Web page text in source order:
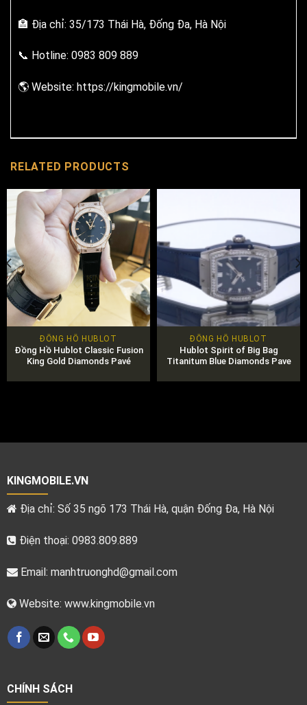
🏣 Địa chỉ: 35/173 Thái Hà, Đống Đa, Hà Nội
📞 Hotline: 0983 809 889
🌎 Website: https://kingmobile.vn/
RELATED PRODUCTS
ĐỒNG HỒ HUBLOT
Đồng Hồ Hublot Classic Fusion
King Gold Diamonds Pavé
Chính Hãng
ĐỒNG HỒ HUBLOT
Hublot Spirit of Big Bag
Titanitum Blue Diamonds Pave
KINGMOBILE.VN
Địa chỉ: Số 35 ngõ 173 Thái Hà, quận Đống Đa, Hà Nội
Điện thoại: 0983.809.889
Email: manhtruonghd@gmail.com
Website: www.kingmobile.vn
CHÍNH SÁCH